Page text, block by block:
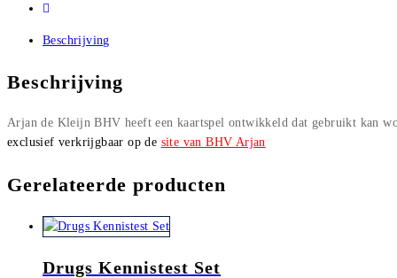
Beschrijving
Beschrijving
Arjan de Kleijn BHV heeft een kaartspel ontwikkeld dat gebruikt kan
exclusief verkrijgbaar op de site van BHV Arjan
Gerelateerde producten
Drugs Kennistest Set